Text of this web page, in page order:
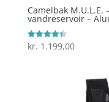
Camelbak
vandreservoir –
Vurderet
4.3
kr. 1.199,00